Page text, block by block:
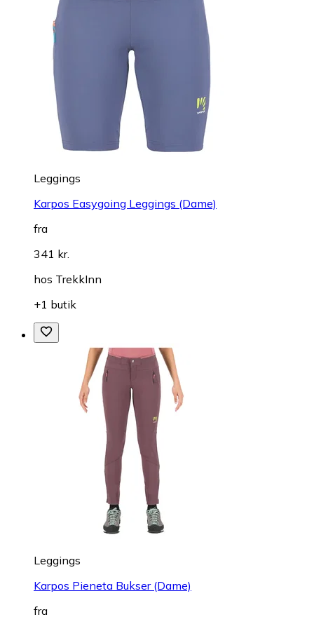
Leggings
Karpos Easygoing Leggings (Dame)
fra
341 kr.
hos TrekkInn
+1 butik
Leggings
Karpos Pieneta Bukser (Dame)
fra